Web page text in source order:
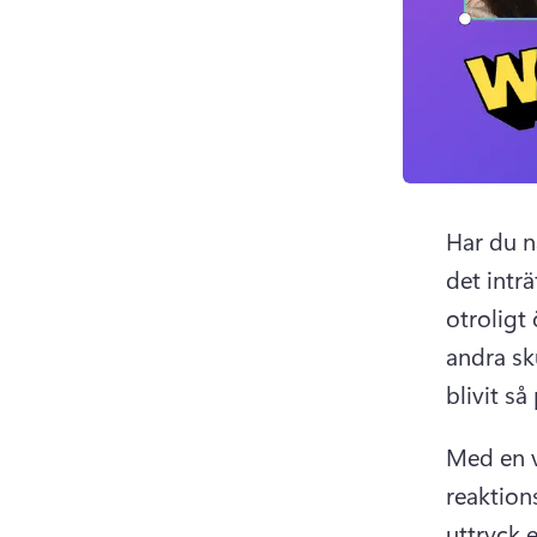
Har du
det
otroligt
andra
blivit så
Med en